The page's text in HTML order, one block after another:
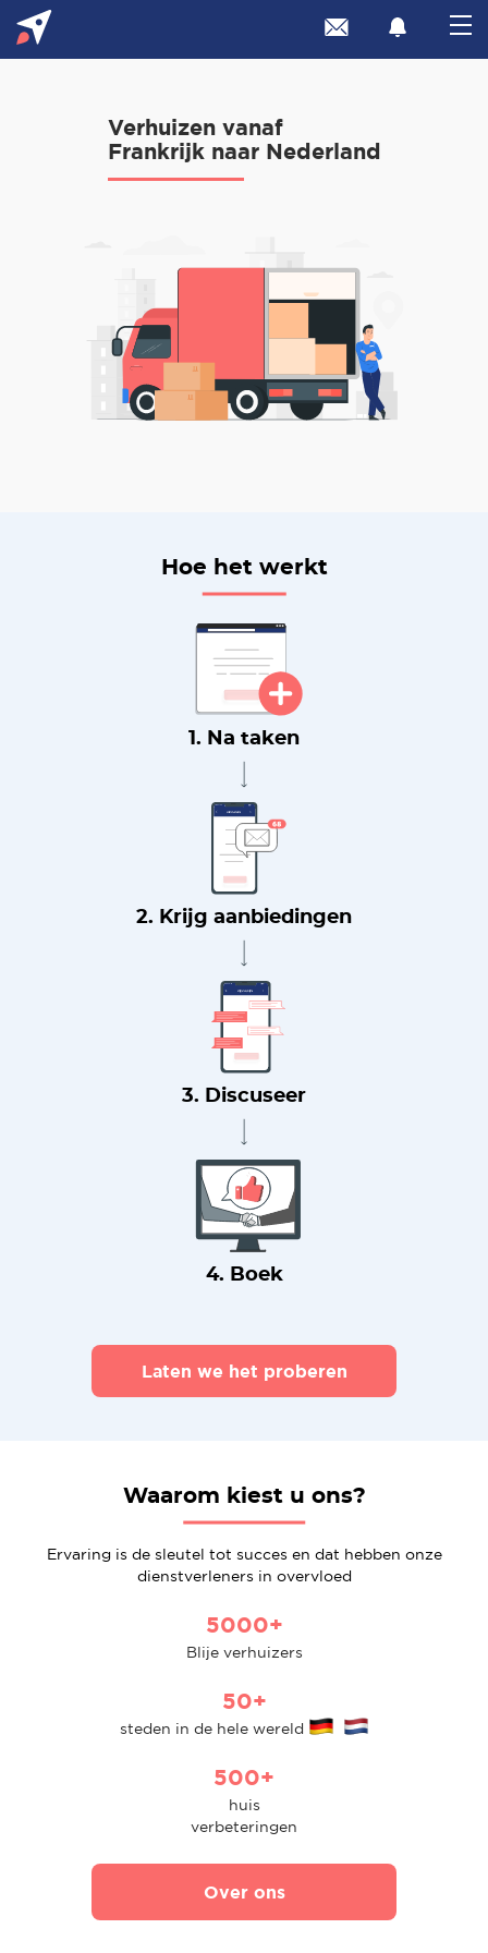
Verhuizen vanaf
Frankrijk naar Nederland
Hoe het werkt
1. Na taken
2. Krijg aanbiedingen
3. Discuseer
4. Boek
Laten we het proberen
Waarom kiest u ons?
Ervaring is de sleutel tot succes en dat hebben onze
dienstverleners in overvloed
5000+
Blije verhuizers
50+
steden in de hele wereld
500+
huis
verbeteringen
Over ons